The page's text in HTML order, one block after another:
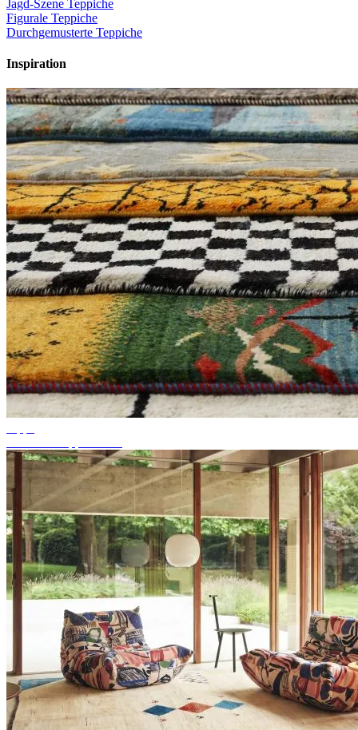
Jagd-Szene Teppiche
Figurale Teppiche
Durchgemusterte Teppiche
Inspiration